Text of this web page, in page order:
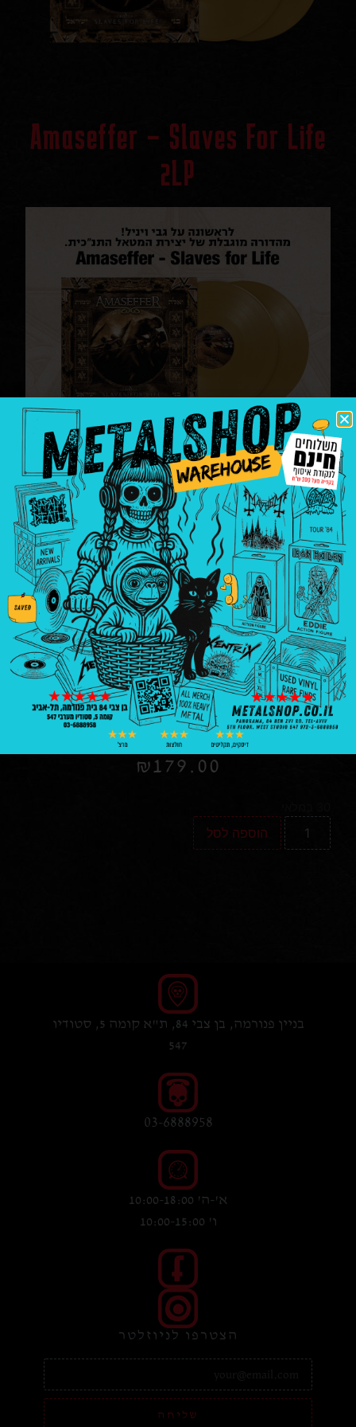
Amaseffer – Slaves For Life
2LP
תקליטים
amaseffer|Arch enemy|israeli metal|Orphaned
Land
|prog metal|Therion
₪179.00
הוספה לסל
בניין פנורמה, בן צבי 84, ת"א קומה 5, סטודיו
547
03-6888958
א'-ה' 10:00-18:00
ו' 10:00-15:00
הצטרפו לניוזלטר
שליחה